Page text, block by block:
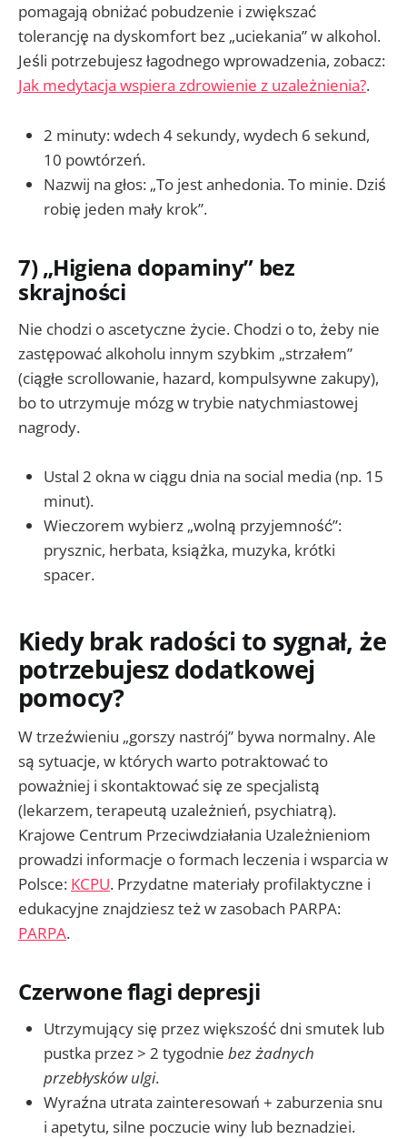
pomagają obniżać pobudzenie i zwiększać
tolerancję na dyskomfort bez „uciekania” w alkohol.
Jeśli potrzebujesz łagodnego wprowadzenia, zobacz:
Jak medytacja wspiera zdrowienie z uzależnienia?.
2 minuty: wdech 4 sekundy, wydech 6 sekund,
10 powtórzeń.
Nazwij na głos: „To jest anhedonia. To minie. Dziś
robię jeden mały krok”.
7) „Higiena dopaminy” bez
skrajności
Nie chodzi o ascetyczne życie. Chodzi o to, żeby nie
zastępować alkoholu innym szybkim „strzałem”
(ciągłe scrollowanie, hazard, kompulsywne zakupy),
bo to utrzymuje mózg w trybie natychmiastowej
nagrody.
Ustal 2 okna w ciągu dnia na social media (np. 15
minut).
Wieczorem wybierz „wolną przyjemność”:
prysznic, herbata, książka, muzyka, krótki
spacer.
Kiedy brak radości to sygnał, że
potrzebujesz dodatkowej
pomocy?
W trzeźwieniu „gorszy nastrój” bywa normalny. Ale
są sytuacje, w których warto potraktować to
poważniej i skontaktować się ze specjalistą
(lekarzem, terapeutą uzależnień, psychiatrą).
Krajowe Centrum Przeciwdziałania Uzależnieniom
prowadzi informacje o formach leczenia i wsparcia w
Polsce: KCPU. Przydatne materiały profilaktyczne i
edukacyjne znajdziesz też w zasobach PARPA:
PARPA.
Czerwone flagi depresji
Utrzymujący się przez większość dni smutek lub
pustka przez > 2 tygodnie bez żadnych
przebłysków ulgi.
Wyraźna utrata zainteresowań + zaburzenia snu
i apetytu, silne poczucie winy lub beznadziei.